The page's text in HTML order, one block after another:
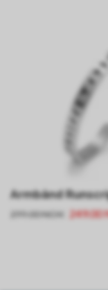
Armbånd
299.00 NOK 249.00